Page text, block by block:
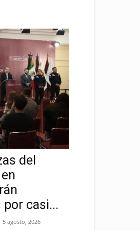
del
casi...
5 agosto, 2026